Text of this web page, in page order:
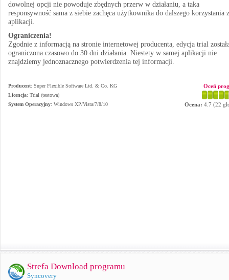
dowolnej opcji nie powoduje zbędnych przerw w działaniu, a taka
responsywność sama z siebie zachęca użytkownika do dalszego korzystania z
aplikacji.
Ograniczenia!
Zgodnie z informacją na stronie internetowej producenta, edycja trial
ograniczona czasowo do 30 dni działania. Niestety w samej aplikacji nie
znajdziemy jednoznacznego potwierdzenia tej informacji.
Producent: Super Flexible Software Ltd. & Co. KG
Licencja: Trial (testowa)
System Operacyjny: Windows XP/Vista/7/8/10
Oceń
Ocena: 4.7 (22
Strefa Download programu
Syncovery